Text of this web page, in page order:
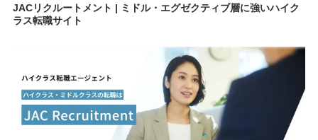
JACリクルートメント | ミドル・エグゼクティブ層に強いハイク
ラス転職サイト